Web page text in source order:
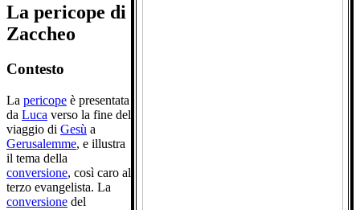
La pericope di
Zaccheo
Contesto
La pericope è presentata
da Luca verso la fine del
viaggio di Gesù a
Gerusalemme, e illustra
il tema della
conversione, così caro al
terzo evangelista. La
conversione del